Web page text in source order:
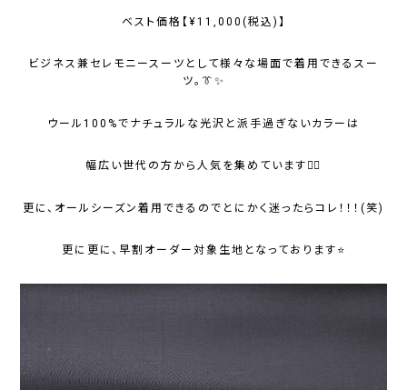
ベスト価格【¥11,000(税込)】
ビジネス兼セレモニースーツとして様々な場面で着用できるスー
ツ。👔✨
ウール100%でナチュラルな光沢と派手過ぎないカラーは
幅広い世代の方から人気を集めています☝🏻
更に、オールシーズン着用できるのでとにかく迷ったらコレ！！！(笑)
更に更に、早割オーダー対象生地となっております⭐